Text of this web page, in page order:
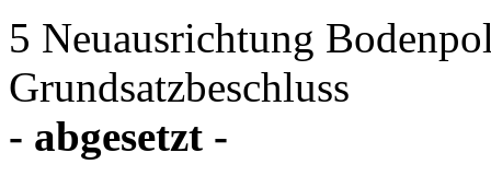
5 Neuausrichtung
Grundsatzbeschluss
- abgesetzt -